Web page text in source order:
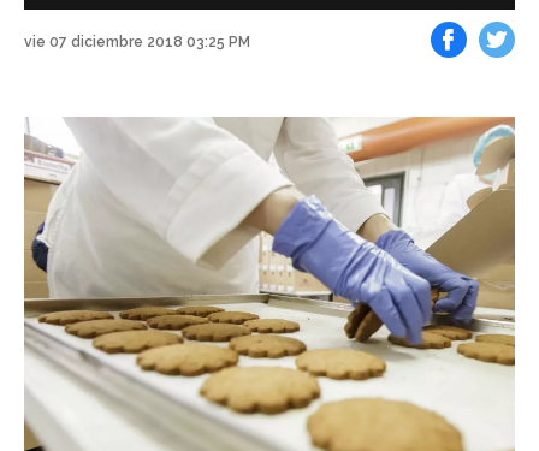
vie 07 diciembre 2018 03:25 PM